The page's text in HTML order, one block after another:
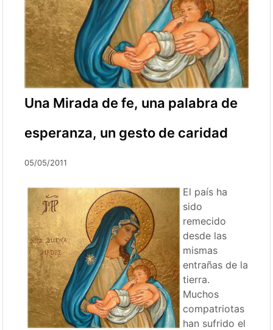
Una Mirada de fe, una palabra de
esperanza, un gesto de caridad
05/05/2011
El país ha
sido
remecido
desde las
mismas
entrañas de la
tierra.
Muchos
compatriotas
han sufrido el